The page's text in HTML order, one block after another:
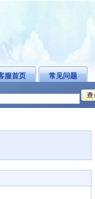
服首页 常见问题